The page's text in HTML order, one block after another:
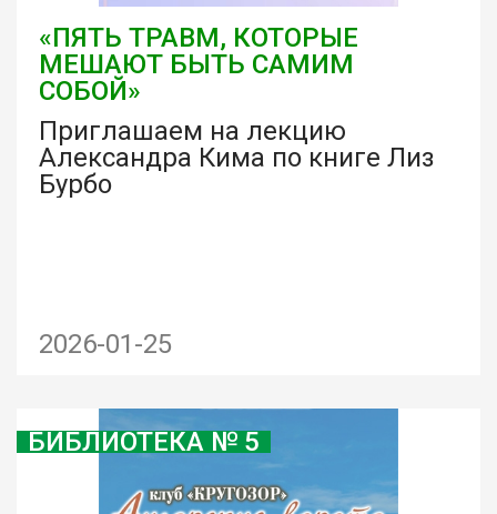
«ПЯТЬ ТРАВМ, КОТОРЫЕ
МЕШАЮТ БЫТЬ САМИМ
СОБОЙ»
Приглашаем на лекцию
Александра Кима по книге Лиз
Бурбо
2026-01-25
БИБЛИОТЕКА № 5